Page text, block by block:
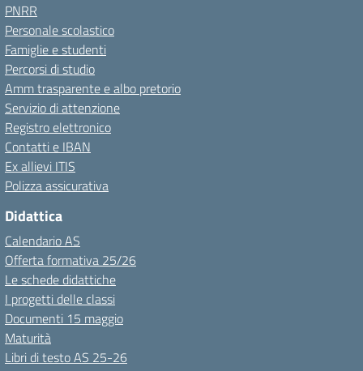
PNRR
Personale scolastico
Famiglie e studenti
Percorsi di studio
Amm trasparente e albo pretorio
Servizio di attenzione
Registro elettronico
Contatti e IBAN
Ex allievi ITIS
Polizza assicurativa
Didattica
Calendario AS
Offerta formativa 25/26
Le schede didattiche
I progetti delle classi
Documenti 15 maggio
Maturità
Libri di testo AS 25-26